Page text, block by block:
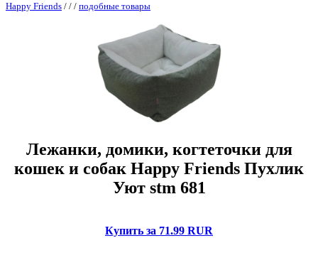
Happy Friends / / / подобные товары
Лежанки, домики, когтеточки для
кошек и собак Happy Friends Пухлик
Уют stm 681
Купить за 71.99 RUR